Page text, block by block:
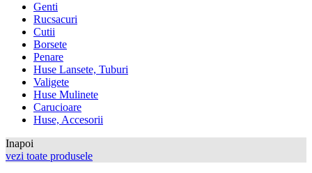
Genti
Rucsacuri
Cutii
Borsete
Penare
Huse Lansete, Tuburi
Valigete
Huse Mulinete
Carucioare
Huse, Accesorii
Inapoi
vezi toate produsele